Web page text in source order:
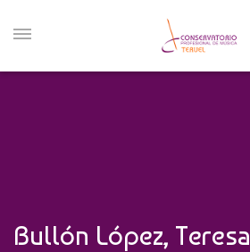
Bullón López, Teresa